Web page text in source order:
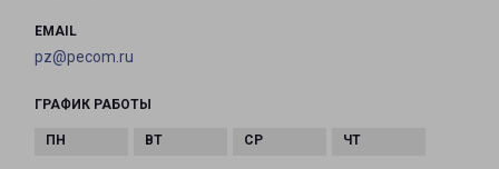
EMAIL
pz@pecom.ru
ГРАФИК РАБОТЫ